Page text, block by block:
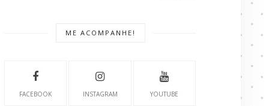
ME ACOMPANHE!
FACEBOOK INSTAGRAM YOUTUBE